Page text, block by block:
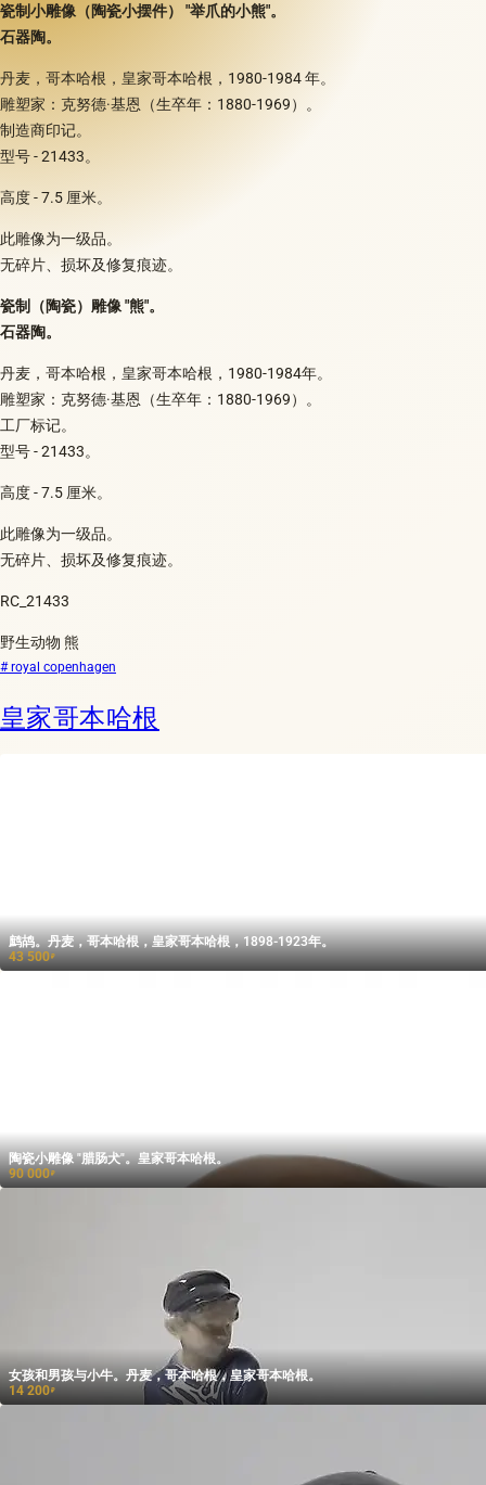
瓷制小雕像（陶瓷小摆件） "举爪的小熊"。
石器陶。
丹麦，哥本哈根，皇家哥本哈根，1980-1984 年。
雕塑家：克努德·基恩（生卒年：1880-1969）。
制造商印记。
型号 - 21433。
高度 - 7.5 厘米。
此雕像为一级品。
无碎片、损坏及修复痕迹。
瓷制（陶瓷）雕像 "熊"。
石器陶。
丹麦，哥本哈根，皇家哥本哈根，1980-1984年。
雕塑家：克努德·基恩（生卒年：1880-1969）。
工厂标记。
型号 - 21433。
高度 - 7.5 厘米。
此雕像为一级品。
无碎片、损坏及修复痕迹。
RC_21433
野生动物 熊
# royal copenhagen
皇家哥本哈根
鹧鸪。丹麦，哥本哈根，皇家哥本哈根，1898-1923年。
43 500₽
陶瓷小雕像 "腊肠犬"。皇家哥本哈根。
90 000₽
女孩和男孩与小牛。丹麦，哥本哈根，皇家哥本哈根。
14 200₽